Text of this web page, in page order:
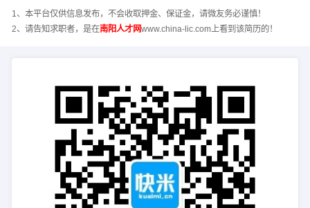
1、本平台仅供信息发布，不会收取押金、保证金，请微友务必谨慎！
2、请告知求职者，是在南阳人才网www.china-lic.com上看到该简历的！